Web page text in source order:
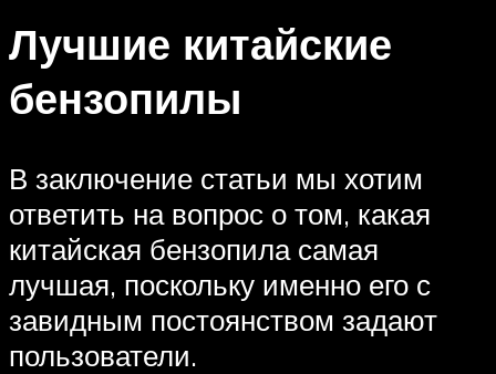
Лучшие китайские
бензопилы
В заключение статьи мы хотим
ответить на вопрос о том, какая
китайская бензопила самая
лучшая, поскольку именно его с
завидным постоянством задают
пользователи.